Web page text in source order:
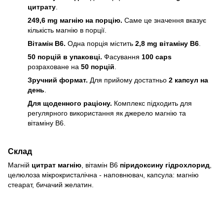
цитрату
249,6 mg магнію на порцію. Саме це значення вказує
кількість магнію в порції.
Вітамін B6. Одна порція містить 2,8 mg вітаміну B6
50 порцій в упаковці. Фасування 100 caps
розраховане на 50 порцій
Зручний формат. Для прийому достатньо 2 капсул на
день
Для щоденного раціону. Комплекс підходить для
регулярного використання як джерело магнію та
вітаміну B6.
Склад
Магній цитрат магнію, вітамін B6 піридоксину гідрохлорид,
целюлоза мікрокристалічна - наповнювач, капсула: магнію
стеарат, бичачий желатин.